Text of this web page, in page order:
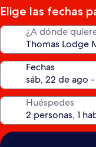
estrellas
Elige las fechas
¿A dónde
Fechas
Huéspedes